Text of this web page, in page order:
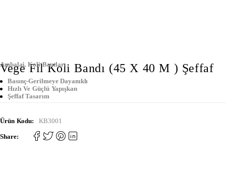
Ambalaj,Koli Bantları
Vege Fil Koli Bandı (45 X 40 M ) Şeffaf
Basınç-Gerilmeye Dayanıklı
Hızlı Ve Güçlü Yapışkan
Şeffaf Tasarım
Ürün Kodu: KB3001
Share: